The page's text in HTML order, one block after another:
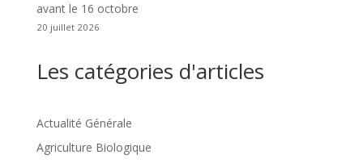
avant le 16 octobre
20 juillet 2026
Les catégories d'articles
Actualité Générale
Agriculture Biologique